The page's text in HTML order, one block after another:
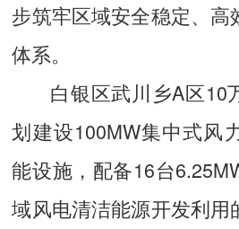
步筑牢区域安全稳定、
体系。
白银区武川乡A区10
划建设100MW集中式风
能设施，配备16台
域风电清洁能源开发利用